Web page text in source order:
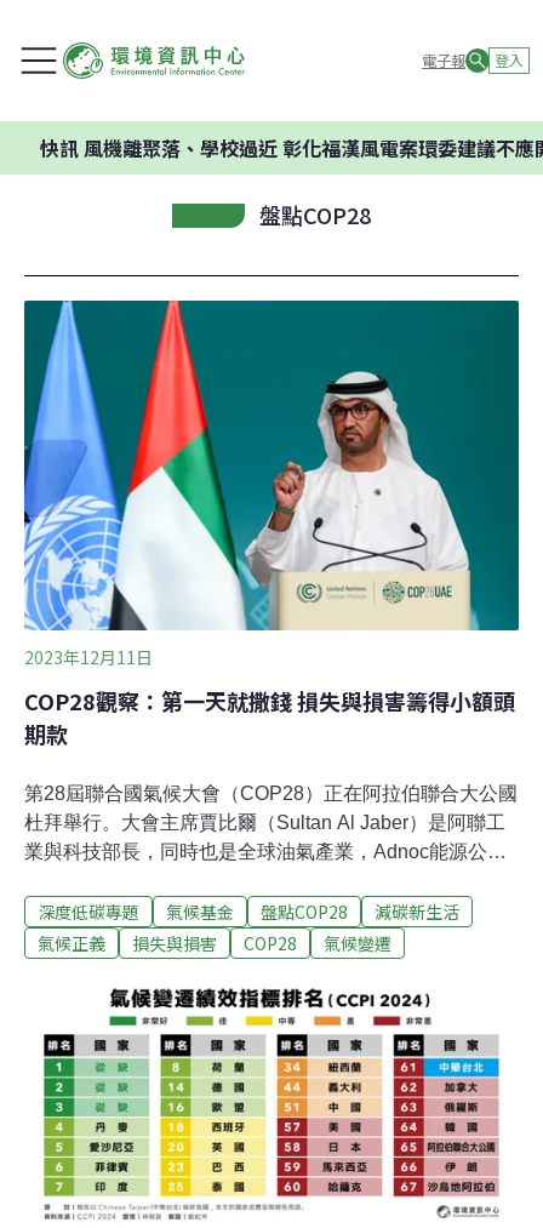
電子報 登入
風機離聚落、學校過近 彰化福漢風電案環委建議不應開發
盤點COP28
2023年12月11日
COP28觀察：第一天就撒錢 損失與損害籌得小額頭
期款
第28屆聯合國氣候大會（COP28）正在阿拉伯聯合大公國
杜拜舉行。大會主席賈比爾（Sultan Al Jaber）是阿聯工
業與科技部長，同時也是全球油氣產業，Adnoc能源公司
身分與COP主席之間的分際，始終引發爭議。一反往常，
杜拜氣候大會在開幕的第一天，就丟出一記好球。為損失
大會通常會拖延到最後幾天，但這次先馳得點，面對會議
能否成功的巨大壓力，主辦國第一天就撒錢，說服出資國
一起行動，充分展現出石油財富的實力。損失與損害基金
設立歷程一年以前，在埃及舉行的COP27大會達成「夏姆
錫克行動計畫」（Sharm El-Sheikh Implementation
Plan），其中最重要的突破是設立損失與損害基金。發達
國家支付費用給氣候脆弱的發展中國家，協助極端氣候所
造成的經濟損失。這竭力得來的
深度低碳專題 氣候基金 盤點COP28
減碳新生活
氣候正義
損失與損害 COP28 氣候變遷